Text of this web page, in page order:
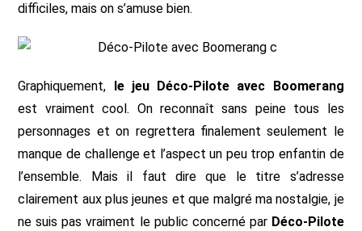
difficiles, mais on s’amuse bien.
Graphiquement, le jeu Déco-Pilote avec Boomerang
est vraiment cool. On reconnaît sans peine tous les
personnages et on regrettera finalement seulement le
manque de challenge et l’aspect un peu trop enfantin de
l’ensemble. Mais il faut dire que le titre s’adresse
clairement aux plus jeunes et que malgré ma nostalgie, je
ne suis pas vraiment le public concerné par Déco-Pilote